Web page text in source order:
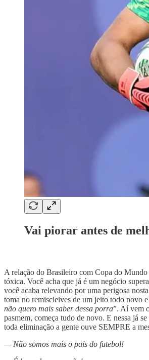
Vai piorar antes de
A relação do Brasileiro com Copa do Mundo
tóxica. Você acha que já é um negócio
você acaba relevando por uma perigosa
toma no remiscleives de um jeito todo novo e
não quero mais saber dessa porra”. Aí vem
pasmem, começa tudo de novo. E nessa já
toda eliminação a gente ouve SEMPRE a
— Não somos mais o país do futebol!